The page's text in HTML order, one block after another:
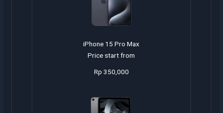
iPhone 15 Pro Max
Price start from
Rp 350,000